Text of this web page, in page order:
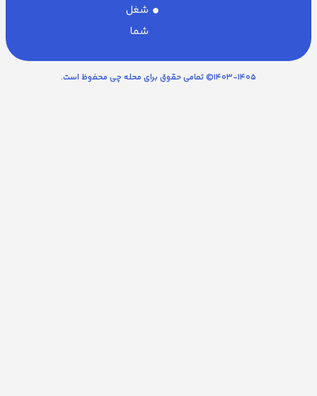
شغل
شما
۱۴۰۳-1405© تمامی حقوق برای محله چی محفوظ است.